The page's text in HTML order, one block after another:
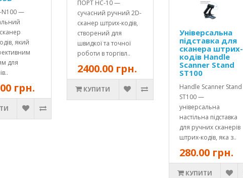
N100 —
який
для
грн.
ПОРТ HC-10 —
сучасний ручний 2D-
сканер штрих-кодів,
створений для
швидкої та точної
роботи в торгівл..
2400.00 грн.
КУПИТИ
Універсальна
підставка для
сканера штрих-
кодів Handle
Scanner Stand
ST100
Handle Scanner Stand
ST100 —
універсальна
настільна підставка
для ручних сканерів
штрих-кодів, яка з..
280.00 грн.
КУПИТИ